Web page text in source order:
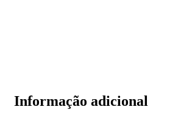
Informação adicional